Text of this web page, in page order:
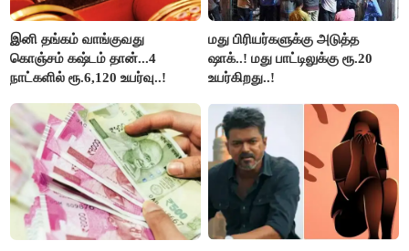
இனி தங்கம் வாங்குவது
கொஞ்சம் கஷ்டம் தான்...4
நாட்களில் ரூ.6,120 உயர்வு..!
மது பிரியர்களுக்கு அடுத்த
ஷாக்..! மது பாட்டிலுக்கு ரூ.20
உயர்கிறது..!